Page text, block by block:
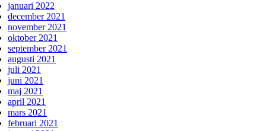
januari 2022
december 2021
november 2021
oktober 2021
september 2021
augusti 2021
juli 2021
juni 2021
maj 2021
april 2021
mars 2021
februari 2021